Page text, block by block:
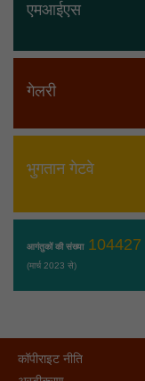
एमआईएस
गेलरी
भुगतान गेटवे
आगंतुकों की संख्या104427
(मार्च 2023 से)
कॉपीराइट नीति